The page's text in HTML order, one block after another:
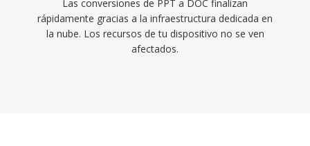
Las conversiones de PPT a DOC finalizan
rápidamente gracias a la infraestructura dedicada en
la nube. Los recursos de tu dispositivo no se ven
afectados.